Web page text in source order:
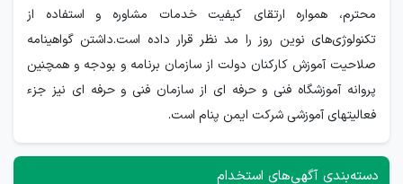
محترم، همواره ارتقای کیفیت خدمات مشاوره و استفاده از
تکنولوژی‌های نوین روز را مد نظر قرار داده است.داشتن گواهینامه
صلاحیت آموزش کارکنان دولت از سازمان برنامه و بودجه و همچنین
پروانه آموزشگاه فنی و حرفه ای از سازمان فنی و حرفه ای نیز جزء
فعالیتهای آموزشی شرکت ایمن پنام است.
دسته‌بندی آگهی‌های استخدام